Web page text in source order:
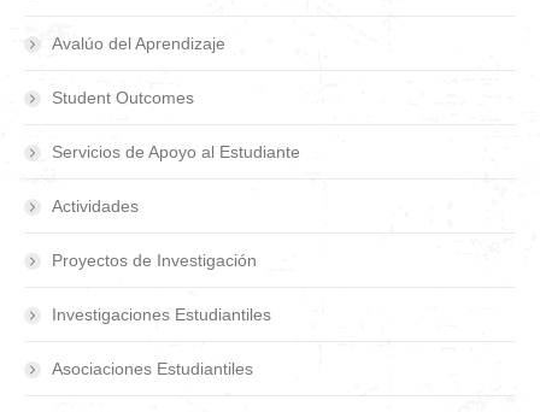
Avalúo del Aprendizaje
Student Outcomes
Servicios de Apoyo al Estudiante
Actividades
Proyectos de Investigación
Investigaciones Estudiantiles
Asociaciones Estudiantiles